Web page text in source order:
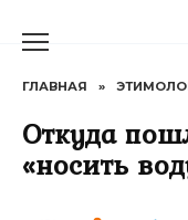
ГЛАВНАЯ »
Откуда
«носить